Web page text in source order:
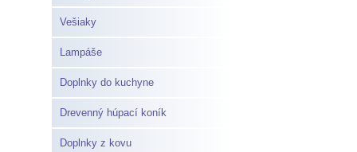
Vešiaky
Lampáše
Doplnky do kuchyne
Drevenný húpací koník
Doplnky z kovu